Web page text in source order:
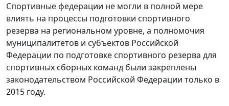
Спортивные федерации не могли в полной мере
влиять на процессы подготовки спортивного
резерва на региональном уровне, а полномочия
муниципалитетов и субъектов Российской
Федерации по подготовке спортивного резерва для
спортивных сборных команд были закреплены
законодательством Российской Федерации только в
2015 году.